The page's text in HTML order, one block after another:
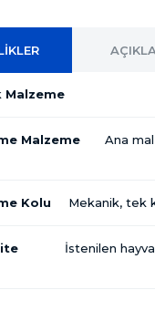
Malzeme
Malzeme
Ana
Kolu Mekanik, tek
İstenilen